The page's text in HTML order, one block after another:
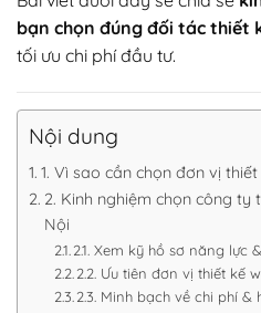
bạn chọn đúng đối tác thiết
tối ưu chi phí đầu tư.
Nội dung
1. Vì sao cần chọn đơn vị
2. Kinh nghiệm chọn công ty
Nội
2.1. Xem kỹ hồ sơ năng lực
2.2. Ưu tiên đơn vị thiết kế
2.3. Minh bạch về chi phí &